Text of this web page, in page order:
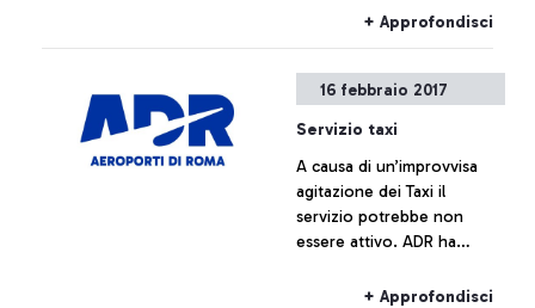
+ Approfondisci
16 febbraio 2017
Servizio taxi
A causa di un’improvvisa
agitazione dei Taxi il
servizio potrebbe non
essere attivo. ADR ha
gratuito di navetta
+ Approfondisci